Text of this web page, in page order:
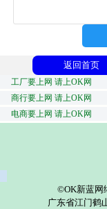
返回首页
工厂要上网 请上OK网
商行要上网 请上OK网
电商要上网 请上OK网
©OK新蓝网
广东省江门鹤